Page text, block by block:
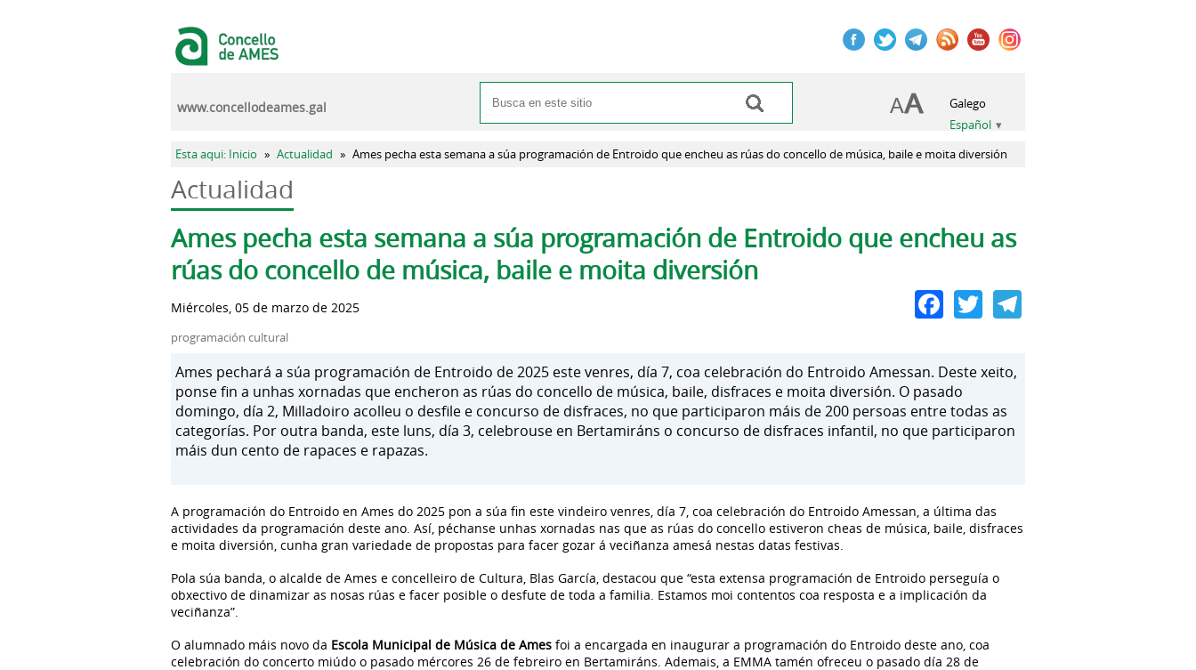
Formulario de búsqueda
Buscar
Galego
Español
www.concellodeames.gal
Se encuentra usted aquí
Esta aqui: Inicio » Actualidad » Ames pecha esta semana a súa programación de Entroido que encheu as rúas do concello de música, baile e moita diversión
Actualidad
Solapas principales
Ames pecha esta semana a súa programación de Entroido que encheu as
rúas do concello de música, baile e moita diversión
Facebook
Twitter
Miércoles, 05 de marzo de 2025
programación cultural
Ames pechará a súa programación de Entroido de 2025 este venres, día 7, coa celebración do Entroido Amessan. Deste xeito,
ponse fin a unhas xornadas que encheron as rúas do concello de música, baile, disfraces e moita diversión. O pasado
domingo, día 2, Milladoiro acolleu o desfile e concurso de disfraces, no que participaron máis de 200 persoas entre todas as
categorías. Por outra banda, este luns, día 3, celebrouse en Bertamiráns o concurso de disfraces infantil, no que participaron
máis dun cento de rapaces e rapazas.
A programación do Entroido en Ames do 2025 pon a súa fin este vindeiro venres, día 7, coa celebración do Entroido Amessan, a última das
actividades da programación deste ano. Así, péchanse unhas xornadas nas que as rúas do concello estiveron cheas de música, baile, disfraces
e moita diversión, cunha gran variedade de propostas para facer gozar á veciñanza amesá nestas datas festivas.
Pola súa banda, o alcalde de Ames e concelleiro de Cultura, Blas García, destacou que “esta extensa programación de Entroido perseguía o
obxectivo de dinamizar as nosas rúas e facer posible o desfute de toda a familia. Estamos moi contentos coa resposta e a implicación da
veciñanza”.
O alumnado máis novo da Escola Municipal de Música de Ames foi a encargada en inaugurar a programación do Entroido deste ano, coa
celebración do concerto miúdo o pasado mércores 26 de febreiro en Bertamiráns. Ademais, a EMMA tamén ofreceu o pasado día 28 de